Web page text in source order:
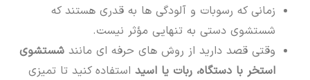
زمانی که رسوبات و آلودگی ها به قدری هستند که
شستشوی دستی به تنهایی مؤثر نیست.
وقتی قصد دارید از روش های حرفه ای مانند شستشوی
استخر با دستگاه، ربات یا اسیداستفاده کنید تا تمیزی